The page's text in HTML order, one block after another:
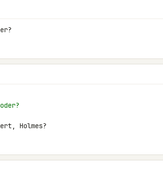
Holmes?